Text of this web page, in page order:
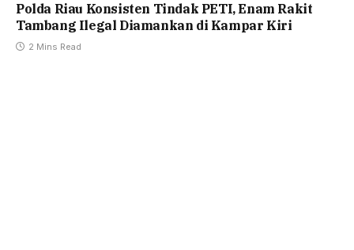
Polda Riau Konsisten Tindak PETI, Enam Rakit
Tambang Ilegal Diamankan di Kampar Kiri
2 Mins Read